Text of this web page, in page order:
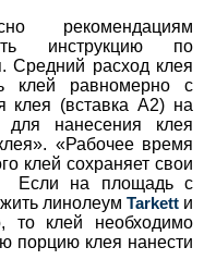
рекомендациям
инструкцию по
Средний расход клея
равномерно с
клея (вставка А2) на
для нанесения клея
«Рабочее время
клей сохраняет свои
Если на площадь с
линолеум Tarkett и
то клей необходимо
порцию клея нанести